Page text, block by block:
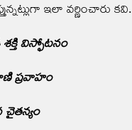
ఇలా వర్ణించారు కవి.
శక్తి విస్ఫోటనం
ప్రవాహం
చైతన్యం